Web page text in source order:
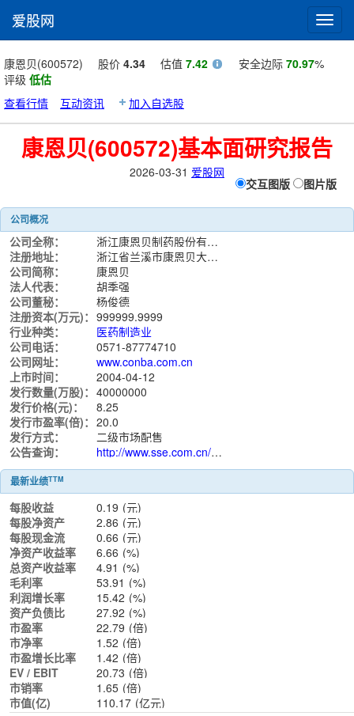
爱股网
康恩贝(600572) 股价 4.34 估值 7.42 安全边际 70.97%
评级 低估
查看行情
互动资讯 加入自选股
康恩贝(600572)基本面研究报告
2026-03-31 爱股网
交互图版 图片版
公司概况
公司全称：
浙江康恩贝制药股份有限公司
注册地址：
浙江省兰溪市康恩贝大道1号
公司简称：
康恩贝
法人代表：
胡季强
公司董秘：
杨俊德
注册资本(万元)： 999999.9999
行业种类：
医药制造业
公司电话：
0571-87774710
公司网址：
www.conba.com.cn
上市时间：
2004-04-12
发行数量(万股)： 40000000
发行价格(元)：
8.25
发行市盈率(倍)： 20.0
发行方式：
二级市场配售
公告查询：
http://www.sse.com.cn/assortment/stock/list/info/announcement/index.shtml?productId=600572
最新业绩TTM
每股收益 0.19 (元)
每股净资产
2.86 (元)
每股现金流
0.66 (元)
净资产收益率
6.66 (%)
总资产收益率
4.91 (%)
毛利率
53.91 (%)
利润增长率
15.42 (%)
资产负债比
27.92 (%)
市盈率
22.79 (倍)
市净率
1.52 (倍)
市盈增长比率
1.42 (倍)
EV / EBIT
20.73 (倍)
市销率
1.65 (倍)
市值(亿)
110.17 (亿元)